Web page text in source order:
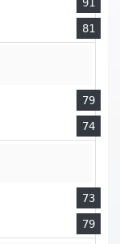
91
81
79
74
73
79